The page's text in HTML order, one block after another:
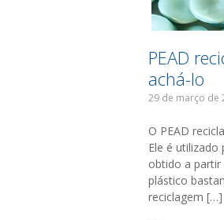
PEAD
achá-lo
29 de março de
O PEAD
Ele é
obtido a partir
plástico
reciclagem […]